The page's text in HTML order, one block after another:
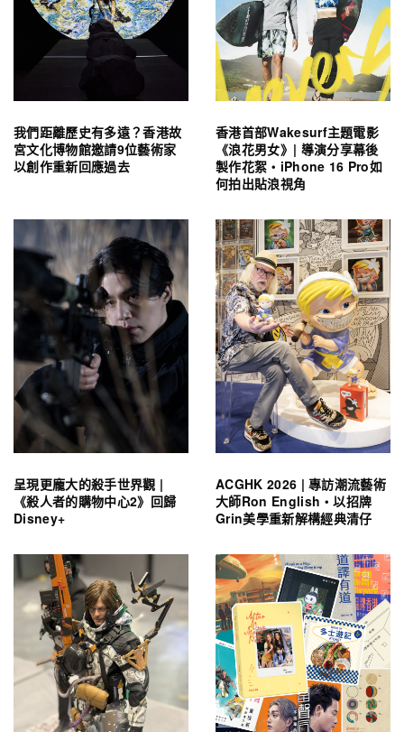
我們距離歷史有多遠？香港故
宮文化博物館邀請9位藝術家
以創作重新回應過去
香港首部Wakesurf主題電影
《浪花男女》| 導演分享幕後
製作花絮・iPhone 16 Pro如
何拍出貼浪視角
呈現更龐大的殺手世界觀 |
《殺人者的購物中心2》回歸
Disney+
ACGHK 2026 | 專訪潮流藝術
大師Ron English・以招牌
Grin美學重新解構經典清仔